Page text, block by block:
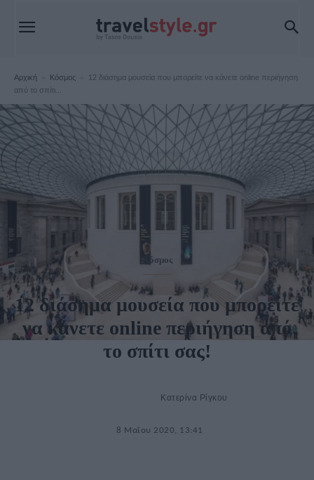
Αρχική Κόσμος
12 διάσημα μουσεία που μπορείτε να κάνετε online περιήγηση
από το σπίτι...
Κόσμος
12 διάσημα μουσεία που μπορείτε
να κάνετε online περιήγηση από
το σπίτι σας!
Κατερίνα Ρίγκου
8 Μαΐου 2020, 13:41